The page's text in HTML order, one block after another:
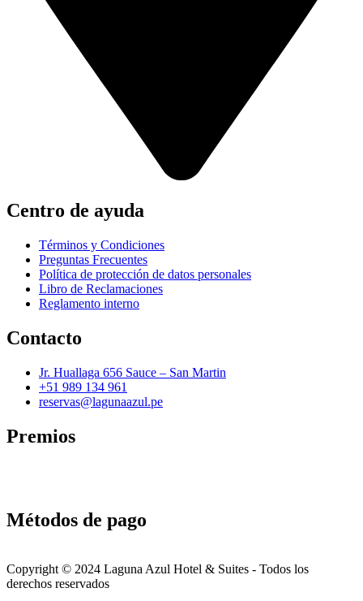
Centro de ayuda
Términos y Condiciones
Preguntas Frecuentes
Política de protección de datos personales
Libro de Reclamaciones
Reglamento interno
Contacto
Jr. Huallaga 656 Sauce – San Martin
+51 989 134 961
reservas@lagunaazul.pe
Premios
Métodos de pago
Copyright © 2024 Laguna Azul Hotel & Suites - Todos los
derechos reservados